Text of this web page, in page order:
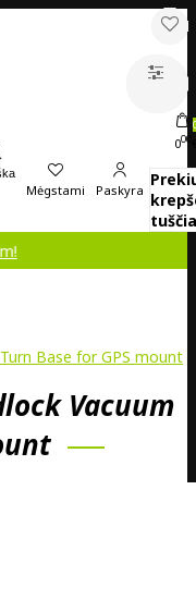
Mėgstami Paskyra
000
Base for GPS mount
Vacuum